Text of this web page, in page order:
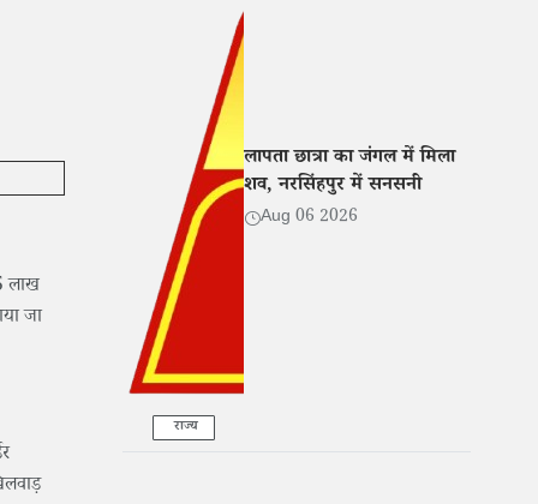
लाख
जा
राज्य
लापता छात्रा का जंगल में मिला
शव, नरसिंहपुर में सनसनी
Aug 06 2026